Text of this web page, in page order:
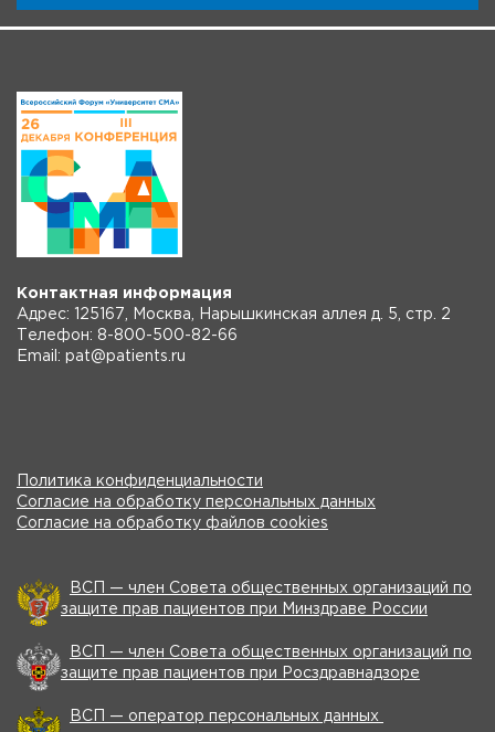
Контактная информация
Адрес: 125167, Москва, Нарышкинская аллея д. 5, стр. 2
Телефон: 8-800-500-82-66
Email: pat@patients.ru
Политика конфиденциальности
Согласие на обработку персональных данных
Согласие на обработку файлов cookies
ВСП — член Совета общественных организаций по
защите прав пациентов при Минздраве России
ВСП — член Совета общественных организаций по
защите прав пациентов при Росздравнадзоре
ВСП — оператор персональных данных